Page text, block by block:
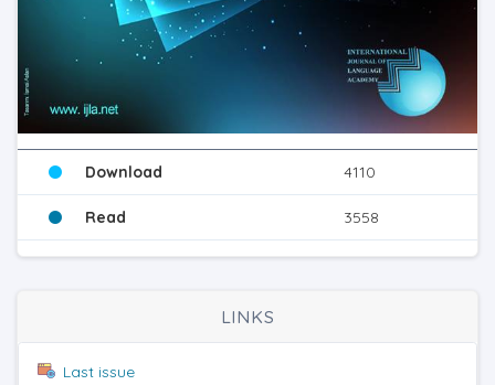
Download 4110
Read 3558
LINKS
Last issue